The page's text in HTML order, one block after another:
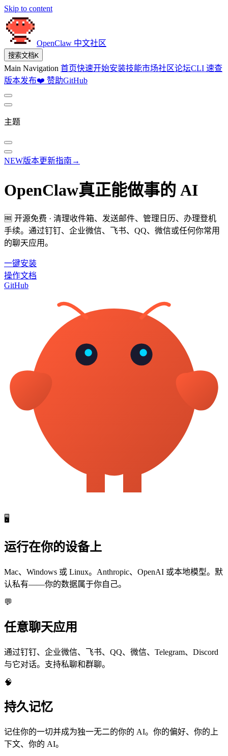
Skip to content
OpenClaw 中文社区
搜索文档K
Main Navigation 首页快速开始安装技能市场社区论坛CLI 速查
版本发布❤️ 赞助GitHub
主题
NEW版本更新指南 →
OpenClaw真正能做事的 AI
🆓 开源免费 · 清理收件箱、发送邮件、管理日历、办理登机
手续。通过钉钉、企业微信、飞书、QQ、微信或任何你常用
的聊天应用。
一键安装
操作文档
GitHub
🖥️
运行在你的设备上
Mac、Windows 或 Linux。Anthropic、OpenAI 或本地模型。默
认私有——你的数据属于你自己。
💬
任意聊天应用
通过钉钉、企业微信、飞书、QQ、微信、Telegram、Discord
与它对话。支持私聊和群聊。
🧠
持久记忆
记住你的一切并成为独一无二的你的 AI。你的偏好、你的上
下文、你的 AI。